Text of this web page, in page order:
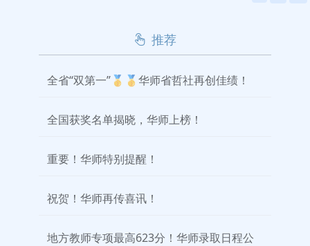
推荐
全省“双第一”🥇🥇华师省哲社再创佳绩！
全国获奖名单揭晓，华师上榜！
重要！华师特别提醒！
祝贺！华师再传喜讯！
地方教师专项最高623分！华师录取日程公